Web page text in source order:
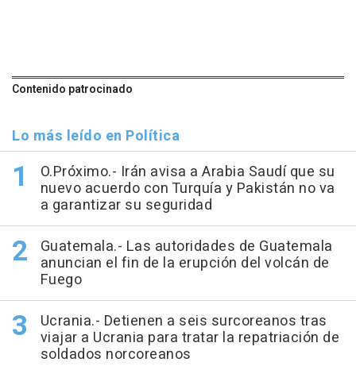
Contenido patrocinado
Lo más leído en Política
O.Próximo.- Irán avisa a Arabia Saudí que su
nuevo acuerdo con Turquía y Pakistán no va
a garantizar su seguridad
Guatemala.- Las autoridades de Guatemala
anuncian el fin de la erupción del volcán de
Fuego
Ucrania.- Detienen a seis surcoreanos tras
viajar a Ucrania para tratar la repatriación de
soldados norcoreanos